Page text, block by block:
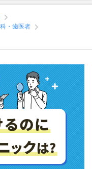
・歯医者